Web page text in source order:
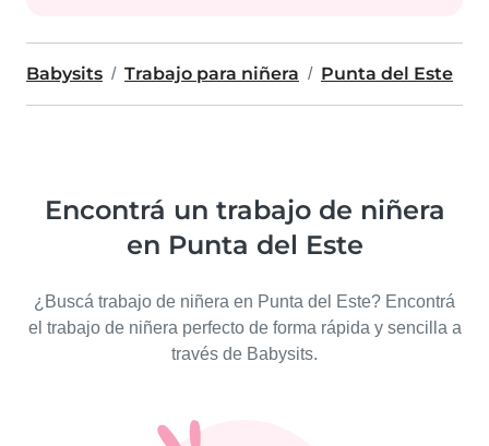
Babysits Trabajo para niñera Punta del Este
Encontrá un trabajo de niñera
en Punta del Este
¿Buscá trabajo de niñera en Punta del Este? Encontrá
el trabajo de niñera perfecto de forma rápida y sencilla a
través de Babysits.